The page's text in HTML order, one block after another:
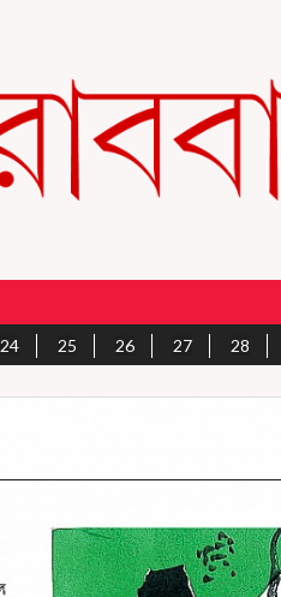
24 25 26 27 28